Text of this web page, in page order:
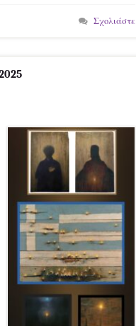
Σχολιάστε